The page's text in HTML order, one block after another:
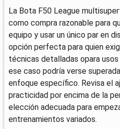
La Bota F50 League
como compra razonable para
equipo y usar un único par en
opción perfecta para quien
técnicas detalladas opara
ese caso podría verse
enfoque específico. Revisa el
practicidad por encima de la
elección adecuada para
entrenamientos variados.